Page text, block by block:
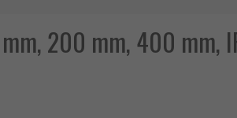
200 mm, 400 mm,